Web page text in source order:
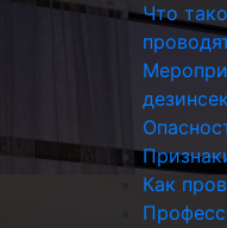
Что
Как